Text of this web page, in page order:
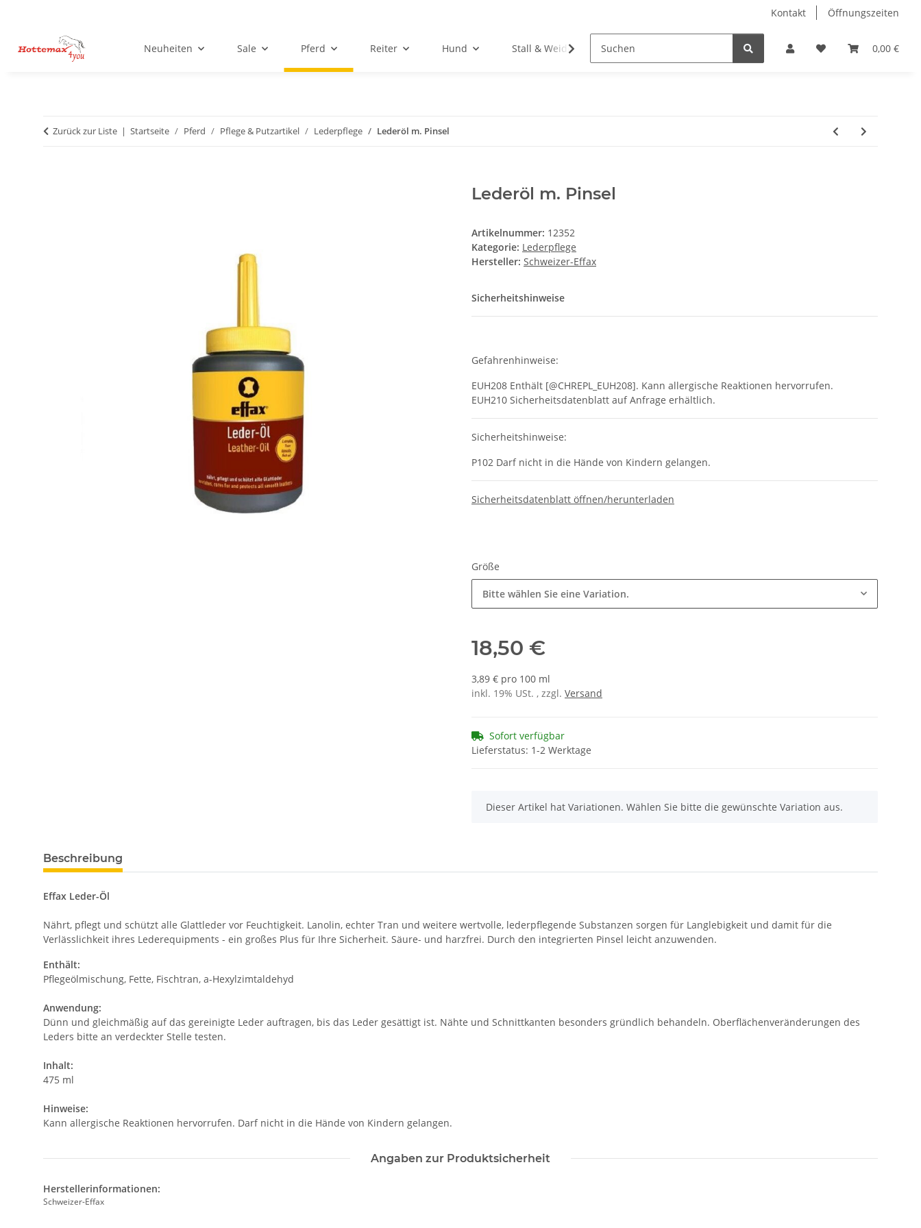
Kontakt Öffnungszeiten
0,00 €
Neuheiten Sale Pferd Reiter Hund Stall & Weide Hobby Horse Dienstleistungen Geschenkartikel &
Zurück zur Liste Startseite Pferd Pflege & Putzartikel Lederpflege Lederöl m. Pinsel
Lederöl m. Pinsel
Artikelnummer: 12352
Kategorie: Lederpflege
Hersteller: Schweizer-Effax
Sicherheitshinweise
Gefahrenhinweise:
EUH208 Enthält [@CHREPL_EUH208]. Kann allergische Reaktionen hervorrufen.
EUH210 Sicherheitsdatenblatt auf Anfrage erhältlich.
Sicherheitshinweise:
P102 Darf nicht in die Hände von Kindern gelangen.
Sicherheitsdatenblatt öffnen/herunterladen
Größe
Bitte wählen Sie eine Variation.
18,50 €
3,89 € pro 100 ml
inkl. 19% USt. , zzgl. Versand
Sofort verfügbar
Lieferstatus: 1-2 Werktage
x
Dieser Artikel hat Variationen. Wählen Sie bitte die gewünschte Variation aus.
Beschreibung
Effax Leder-Öl
Nährt, pflegt und schützt alle Glattleder vor Feuchtigkeit. Lanolin, echter Tran und weitere wertvolle, lederpflegende Substanzen sorgen für Langlebigkeit und damit für die
Verlässlichkeit ihres Lederequipments - ein großes Plus für Ihre Sicherheit. Säure- und harzfrei. Durch den integrierten Pinsel leicht anzuwenden.
Enthält:
Pflegeölmischung, Fette, Fischtran, a-Hexylzimtaldehyd
Anwendung:
Dünn und gleichmäßig auf das gereinigte Leder auftragen, bis das Leder gesättigt ist. Nähte und Schnittkanten besonders gründlich behandeln. Oberflächenveränderungen des
Leders bitte an verdeckter Stelle testen.
Inhalt:
475 ml
Hinweise:
Kann allergische Reaktionen hervorrufen. Darf nicht in die Hände von Kindern gelangen.
Angaben zur Produktsicherheit
Herstellerinformationen:
Schweizer-Effax